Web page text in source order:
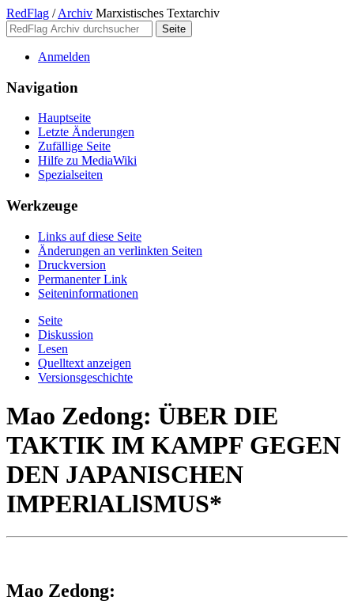
RedFlag / Archiv Marxistisches Textarchiv
Anmelden
Navigation
Hauptseite
Letzte Änderungen
Zufällige Seite
Hilfe zu MediaWiki
Spezialseiten
Werkzeuge
Links auf diese Seite
Änderungen an verlinkten Seiten
Druckversion
Permanenter Link
Seiten­­informationen
Seite
Diskussion
Lesen
Quelltext anzeigen
Versionsgeschichte
Mao Zedong: ÜBER DIE
TAKTIK IM KAMPF GEGEN
DEN JAPANISCHEN
IMPERlALlSMUS*
Mao Zedong: